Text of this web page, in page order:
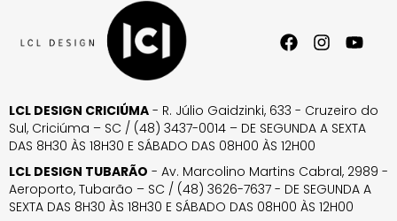
LCL DESIGN CRICIÚMA - R. Júlio Gaidzinki, 633 - Cruzeiro do
Sul, Criciúma – SC / (48) 3437-0014 – DE SEGUNDA A SEXTA
DAS 8H30 ÀS 18H30 E SÁBADO DAS 08H00 ÀS 12H00
LCL DESIGN TUBARÃO - Av. Marcolino Martins Cabral, 2989 -
Aeroporto, Tubarão – SC / (48) 3626-7637 - DE SEGUNDA A
SEXTA DAS 8H30 ÀS 18H30 E SÁBADO DAS 08H00 ÀS 12H00